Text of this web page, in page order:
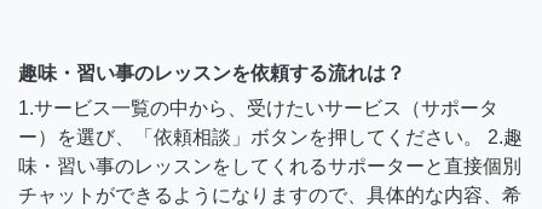
趣味・習い事のレッスンを依頼する流れは？
1.サービス一覧の中から、受けたいサービス（サポータ
ー）を選び、「依頼相談」ボタンを押してください。 2.趣
味・習い事のレッスンをしてくれるサポーターと直接個別
チャットができるようになりますので、具体的な内容、希